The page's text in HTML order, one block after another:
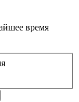
время